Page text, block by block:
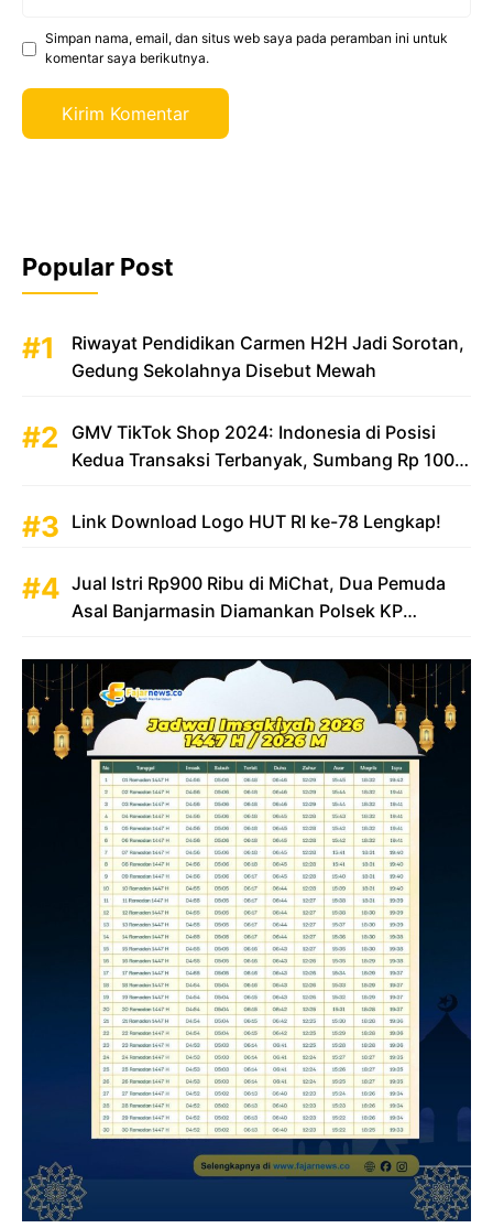
Simpan nama, email, dan situs web saya pada peramban ini untuk
komentar saya berikutnya.
Popular Post
Riwayat Pendidikan Carmen H2H Jadi Sorotan,
Gedung Sekolahnya Disebut Mewah
GMV TikTok Shop 2024: Indonesia di Posisi
Kedua Transaksi Terbanyak, Sumbang Rp 100
Link Download Logo HUT RI ke-78 Lengkap!
Jual Istri Rp900 Ribu di MiChat, Dua Pemuda
Asal Banjarmasin Diamankan Polsek KP